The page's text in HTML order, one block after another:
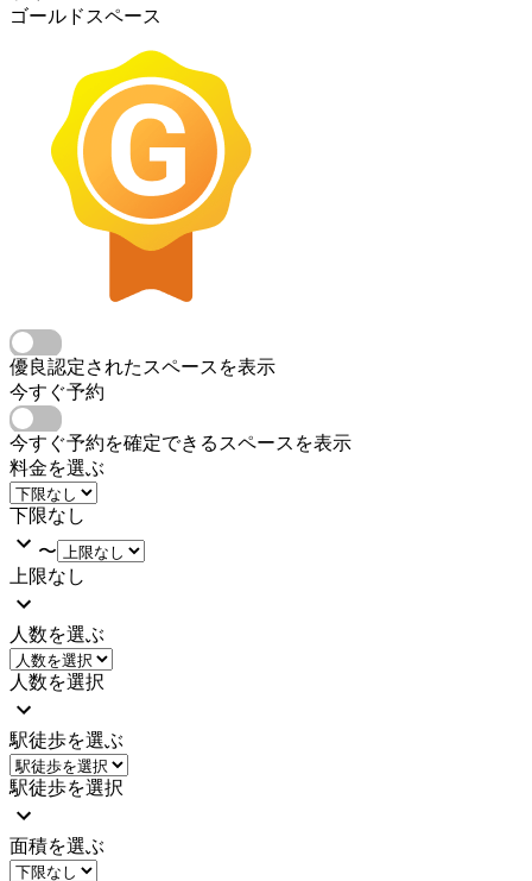
ゴールドスペース
優良認定されたスペースを表示
今すぐ予約
今すぐ予約を確定できるスペースを表示
料金を選ぶ
下限なし
〜
上限なし
人数を選ぶ
人数を選択
駅徒歩を選ぶ
駅徒歩を選択
面積を選ぶ